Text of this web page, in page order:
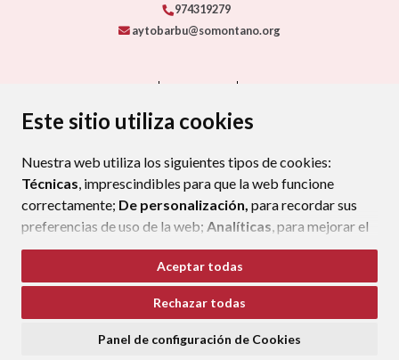
Este sitio utiliza cookies
Nuestra web utiliza los siguientes tipos de cookies:
Técnicas, imprescindibles para que la web funcione
correctamente; De personalización, para recordar sus
preferencias de uso de la web; Analíticas, para mejorar el
funcionamiento de la web y sus servicios.
Si acepta pulsando el botón“Aceptar todas”
consideramos que acepta su uso. Si pulsa el botón
ninguna acción, se guardarán las cookies técnicas
Aceptar todas
Rechazar todas
Panel de configuración de Cookies
974319279
aytobarbu@somontano.org
PROTECCIÓN DE DATOS
POLÍTICA DE COOKIES